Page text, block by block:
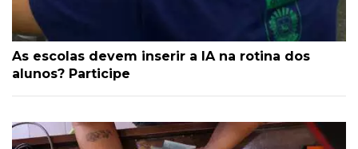
As escolas devem inserir a IA na rotina dos
alunos? Participe